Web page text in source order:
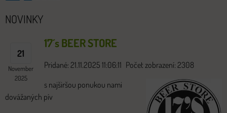
NOVINKY
21
November
2025
17´s BEER STORE
Pridané: 21.11.2025 11:06:11 Počet zobrazení: 2308
s najširšou ponukou nami
dovážaných pív